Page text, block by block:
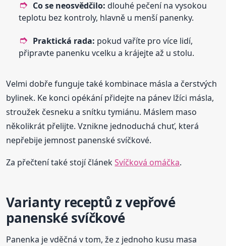
Co se neosvědčilo: dlouhé pečení na vysokou
teplotu bez kontroly, hlavně u menší panenky.
Praktická rada: pokud vaříte pro více lidí,
připravte panenku vcelku a krájejte až u stolu.
Velmi dobře funguje také kombinace másla a čerstvých
bylinek. Ke konci opékání přidejte na pánev lžíci másla,
stroužek česneku a snítku tymiánu. Máslem maso
několikrát přelijte. Vznikne jednoduchá chuť, která
nepřebije jemnost panenské svíčkové.
Za přečtení také stojí článekSvíčková omáčka.
Varianty receptů z vepřové
panenské svíčkové
Panenka je vděčná v tom, že z jednoho kusu masa